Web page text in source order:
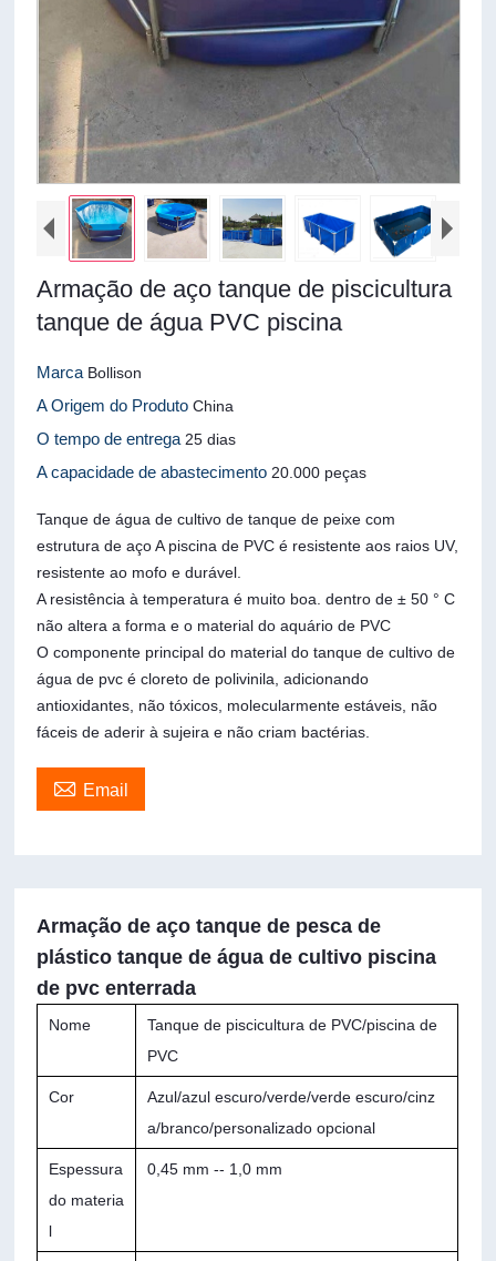
Armação de aço tanque de piscicultura
tanque de água PVC piscina
Marca Bollison
A Origem do ProdutoChina
O tempo de entrega 25 dias
A capacidade de abastecimento 20.000 peças
Tanque de água de cultivo de tanque de peixe com
estrutura de aço A piscina de PVC é resistente aos raios UV,
resistente ao mofo e durável.
A resistência à temperatura é muito boa. dentro de ± 50 ° C
não altera a forma e o material do aquário de PVC
O componente principal do material do tanque de cultivo de
água de pvc é cloreto de polivinila, adicionando
antioxidantes, não tóxicos, molecularmente estáveis, não
fáceis de aderir à sujeira e não criam bactérias.
 Email
Armação de aço tanque de pesca de
plástico tanque de água de cultivo piscina
de pvc enterrada
Nome
Tanque de piscicultura de PVC/piscina de
PVC
Cor
Azul/azul escuro/verde/verde escuro/cinz
a/branco/personalizado opcional
Espessura
do materia
l
0,45 mm -- 1,0 mm